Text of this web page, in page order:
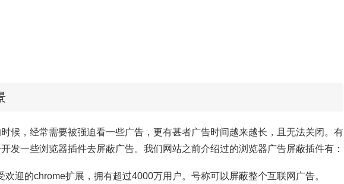
候，经常需要被强迫看一些广告，更有甚者广告时间越来越长，且无法关闭。有
发一些浏览器插件去屏蔽广告。我们网站之前介绍过的浏览器广告屏蔽插件有：
欢迎的chrome扩展，拥有超过4000万用户。号称可以屏蔽整个互联网广告。